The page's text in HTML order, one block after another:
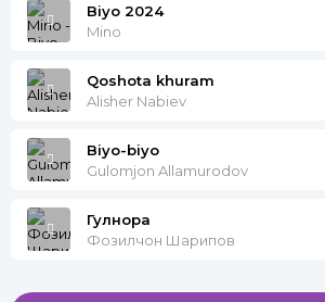
Biyo 2024
Mino
Qoshota khuram
Alisher Nabiev
Biyo-biyo
Gulomjon Allamurodov
Гулнора
Фозилчон Шарипов